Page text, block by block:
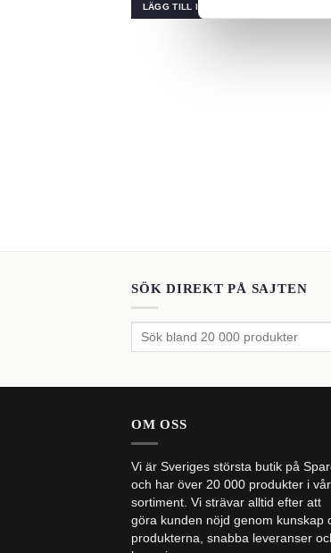
LÄGG TILL I VARUKORG
SÖK DIREKT PÅ SAJTEN
Sök
OM OSS
Vi är Sveriges största butik på
och har över 20 000 produkter i
sortiment. Vi strävar alltid efter att
göra kunden nöjd genom kunskap
produkterna, snabba leveranser